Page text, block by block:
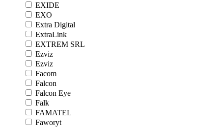
EXIDE
EXO
Extra Digital
ExtraLink
EXTREM SRL
Ezviz
Ezviz
Facom
Falcon
Falcon Eye
Falk
FAMATEL
Faworyt